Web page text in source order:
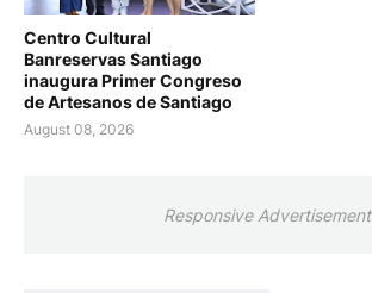
Centro Cultural
Banreservas Santiago
inaugura Primer Congreso
de Artesanos de Santiago
August 08, 2026
Responsive Advertisement